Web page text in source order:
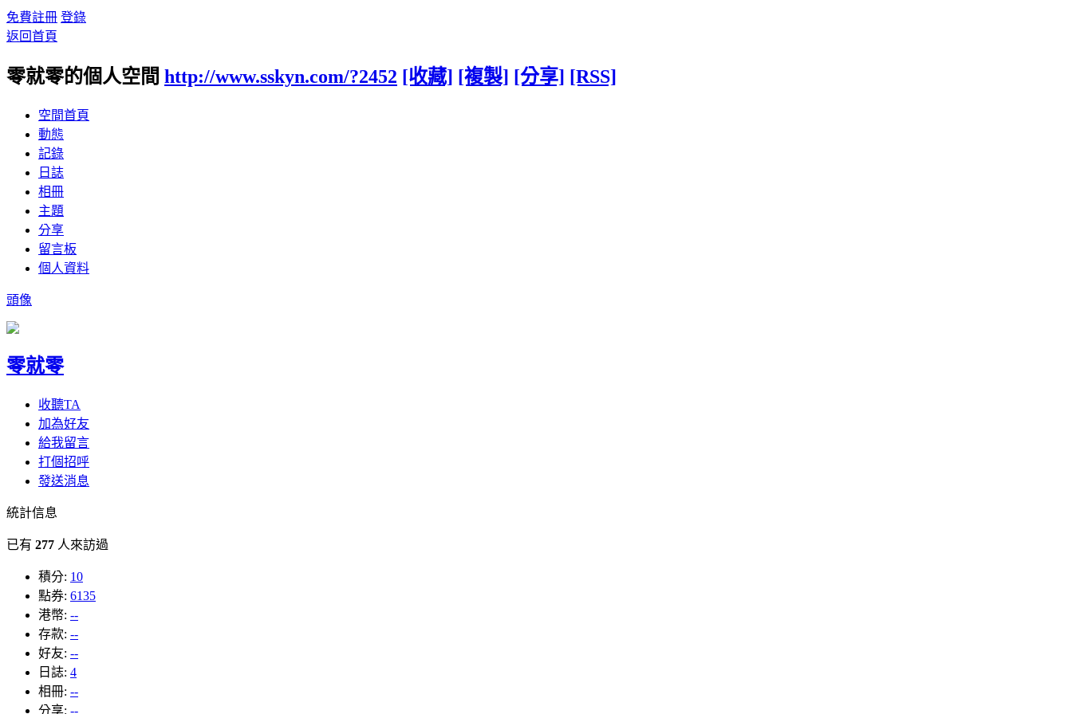
免費註冊 登錄
返回首頁
零就零的個人空間 http://www.sskyn.com/?2452 [收藏] [複製] [分享] [RSS]
空間首頁
動態
記錄
日誌
相冊
主題
分享
留言板
個人資料
頭像
零就零
收聽TA
加為好友
給我留言
打個招呼
發送消息
統計信息
已有 277 人來訪過
積分: 10
點券: 6135
港幣: --
存款: --
好友: --
日誌: 4
相冊: --
分享: --